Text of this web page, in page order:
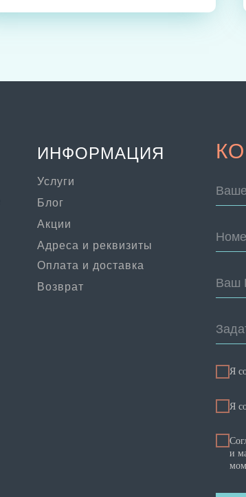
ИНФОРМАЦИЯ
Услуги
Адреса и реквизиты
Ваш
Я
Я
и
Оплата и доставка
Возврат
Блог
Акции